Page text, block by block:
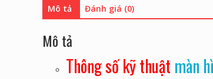
Mô tả Đánh giá (0)
Mô tả
Thông số kỹ thuật màn